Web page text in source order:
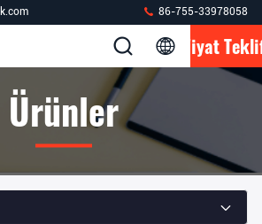
86-755-33978058
Fiyat
Ürünler